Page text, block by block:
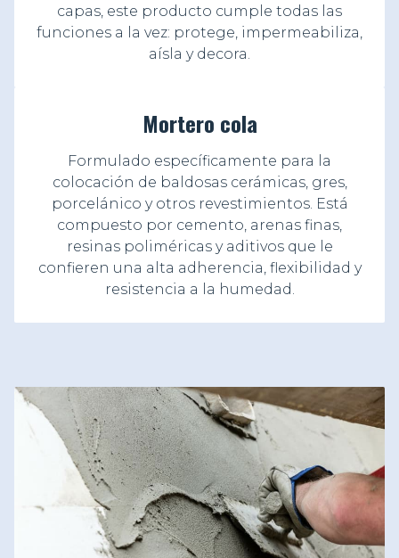
capas, este producto cumple todas las
funciones a la vez: protege, impermeabiliza,
aísla y decora.
Mortero cola
Formulado específicamente para la
colocación de baldosas cerámicas, gres,
porcelánico y otros revestimientos. Está
compuesto por cemento, arenas finas,
resinas poliméricas y aditivos que le
confieren una alta adherencia, flexibilidad y
resistencia a la humedad.